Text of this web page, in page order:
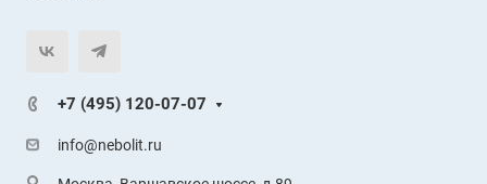
+7 (495) 120-07-07
info@nebolit.ru